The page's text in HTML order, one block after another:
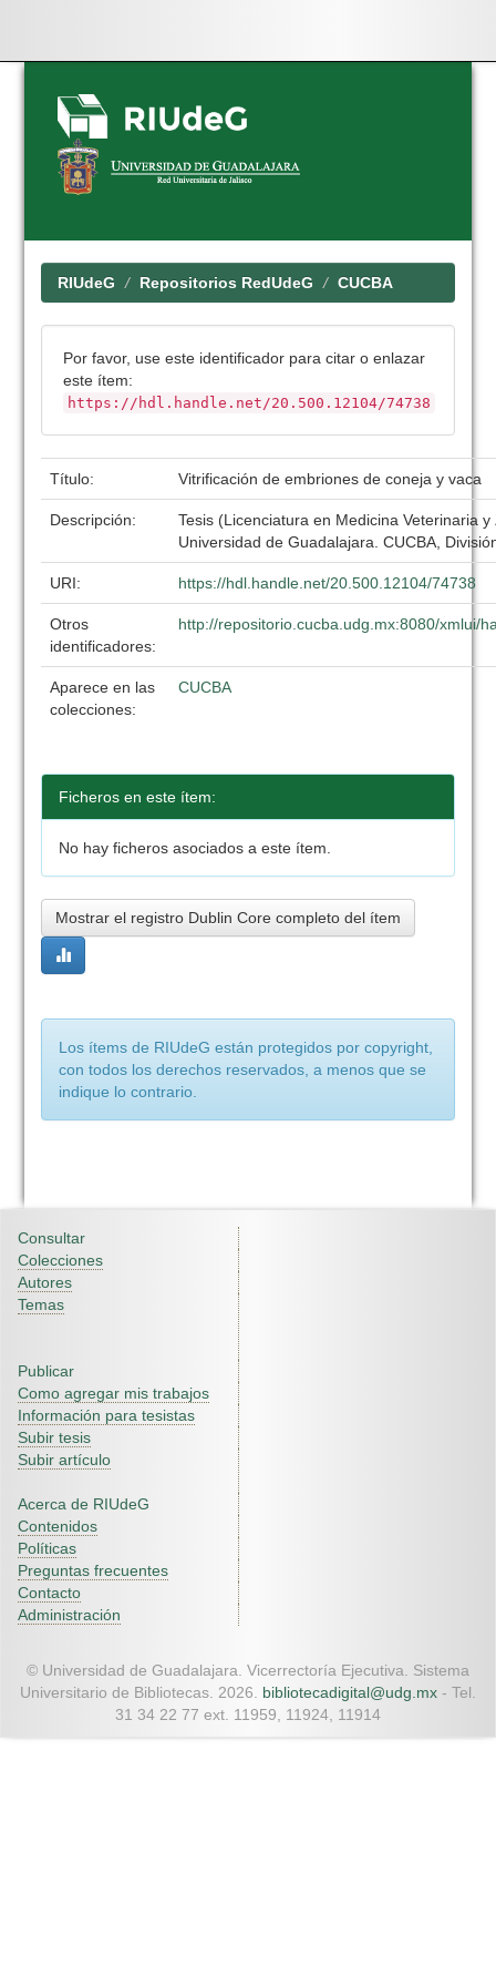
Skip
navigation
RIUdeG Repositorios RedUdeG CUCBA
Por favor, use este identificador para citar o enlazar
este ítem:
https://hdl.handle.net/20.500.12104/74738
Título: Vitrificación de embriones de coneja y vaca
Descripción:
Tesis (Licenciatura en Medicina Veterinaria
Universidad de Guadalajara. CUCBA,
URI: https://hdl.handle.net/20.500.12104/74738
Otros
identificadores:
http://repositorio.cucba.udg.mx:8080/xmlui/
Aparece en las
colecciones:
CUCBA
Ficheros en este ítem:
No hay ficheros asociados a este ítem.
Mostrar el registro Dublin Core completo del ítem
Los ítems de RIUdeG están protegidos por copyright,
con todos los derechos reservados, a menos que se
indique lo contrario.
Consultar
Colecciones
Autores
Temas
Publicar
Como agregar mis trabajos
Información para tesistas
Subir tesis
Subir artículo
Acerca de RIUdeG
Contenidos
Políticas
Preguntas frecuentes
Contacto
Administración
© Universidad de Guadalajara. Vicerrectoría Ejecutiva. Sistema
Universitario de Bibliotecas. 2026. bibliotecadigital@udg.mx - Tel.
31 34 22 77 ext. 11959, 11924, 11914